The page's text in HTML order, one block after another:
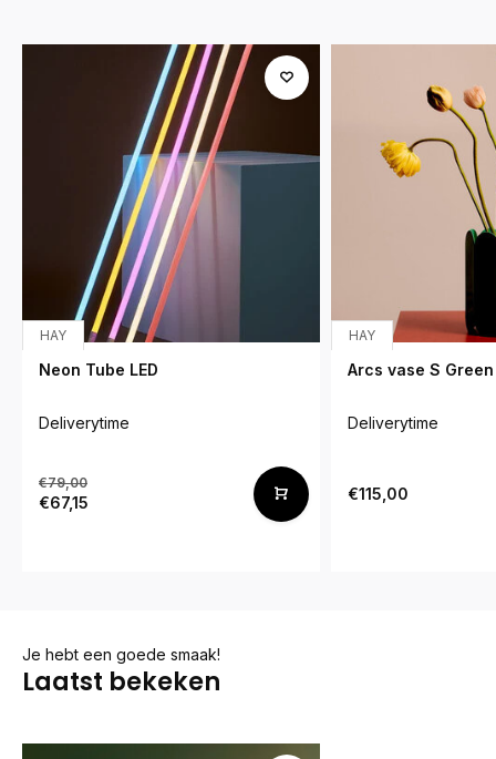
HAY
Neon Tube LED
Deliverytime
€79,00
€67,15
HAY
Arcs vase S Green
Deliverytime
€115,00
Je hebt een goede smaak!
Laatst bekeken